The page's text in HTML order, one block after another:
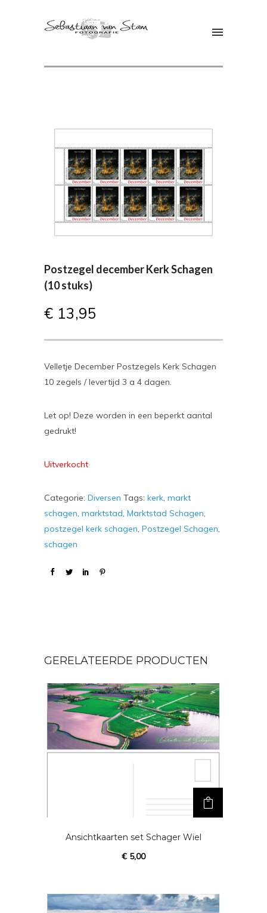
Postzegel december Kerk Schagen
(10 stuks)
€ 13,95
Velletje December Postzegels Kerk Schagen
10 zegels / levertijd 3 a 4 dagen.
Let op! Deze worden in een beperkt aantal
gedrukt!
Uitverkocht
Categorie: Diversen Tags: kerk, markt
schagen, marktstad, Marktstad Schagen,
postzegel kerk schagen, Postzegel Schagen,
schagen
GERELATEERDE PRODUCTEN
Ansichtkaarten set Schager Wiel
€ 5,00